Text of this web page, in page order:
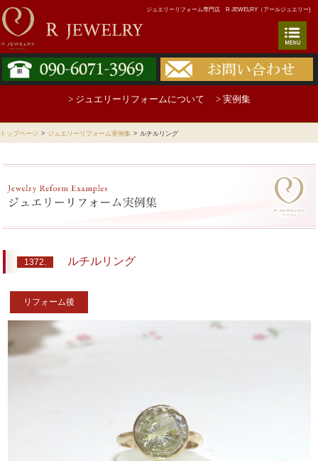
ジュエリーリフォーム専門店 R JEWELRY（アールジュエリー)
> ジュエリーリフォームについて > 実例集
トップページ > ジュエリーリフォーム実例集 > ルチルリング
1372. ルチルリング
リフォーム後